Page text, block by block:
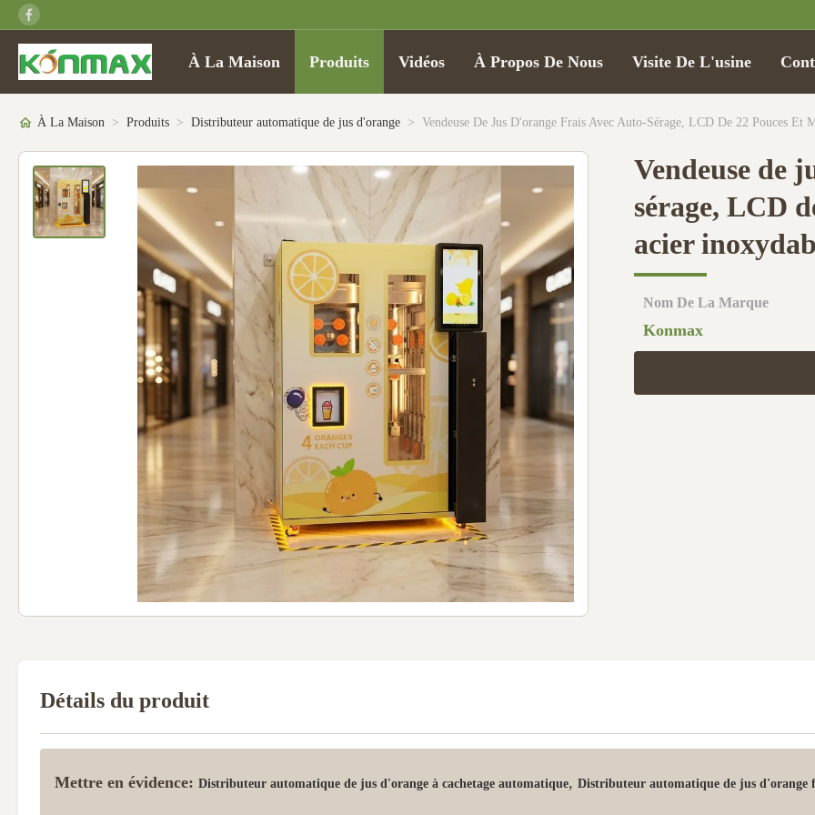
À La Maison Produits Vidéos À Propos De Nous Visite De L'usine
À La Maison > Produits > Distributeur automatique de jus d'orange > Vendeuse De Jus D'orange Frais Avec Auto-Sérage, LCD De 22 Pouces Et
Vendeuse de
sérage, LCD
acier
Nom De La Marque
Konmax
Détails du produit
Mettre en évidence: Distributeur automatique de jus d'orange à cachetage automatique, Distributeur automatique de jus d'orange